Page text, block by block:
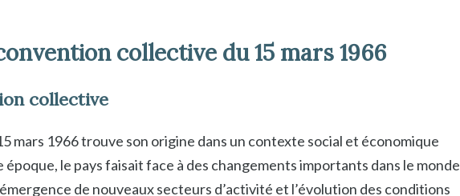
collective du 15 mars 1966
collective
mars 1966 trouve son origine dans un contexte social et économique
le pays faisait face à des changements importants dans le monde
de nouveaux secteurs d’activité et l’évolution des conditions